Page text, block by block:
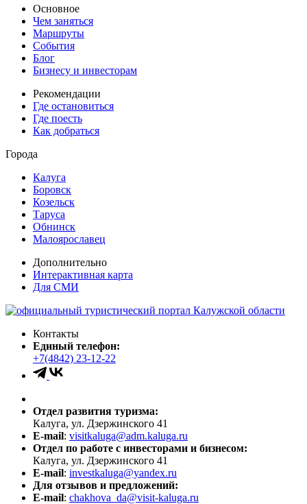
Основное
Чем заняться
Маршруты
События
Блог
Бизнесу и инвесторам
Рекомендации
Где остановиться
Где поесть
Как добраться
Города
Калуга
Боровск
Козельск
Таруса
Обнинск
Малоярославец
Дополнительно
Интерактивная карта
Для СМИ
Контакты
Единый телефон:
+7(4842) 23-12-22
Отдел развития туризма:
Калуга, ул. Дзержинского 41
E-mail: visitkaluga@adm.kaluga.ru
Отдел по работе с инвесторами и бизнесом:
Калуга, ул. Дзержинского 41
E-mail: investkaluga@yandex.ru
Для отзывов и предложений:
E-mail: chakhova_da@visit-kaluga.ru